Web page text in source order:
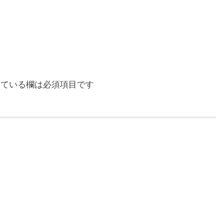
いる欄は必須項目です